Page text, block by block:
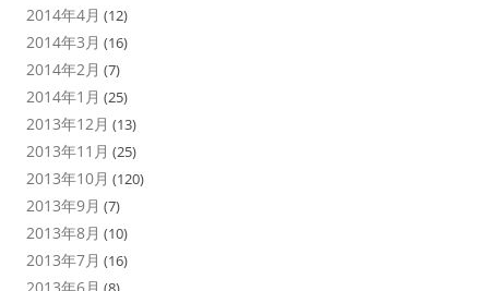
2014年4月 (12)
2014年3月 (16)
2014年2月 (7)
2014年1月 (25)
2013年12月 (13)
2013年11月 (25)
2013年10月 (120)
2013年9月 (7)
2013年8月 (10)
2013年7月 (16)